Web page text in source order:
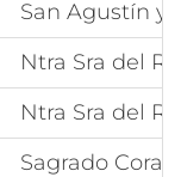
San Agustín y
Ntra Sra del
Ntra Sra del
Sagrado